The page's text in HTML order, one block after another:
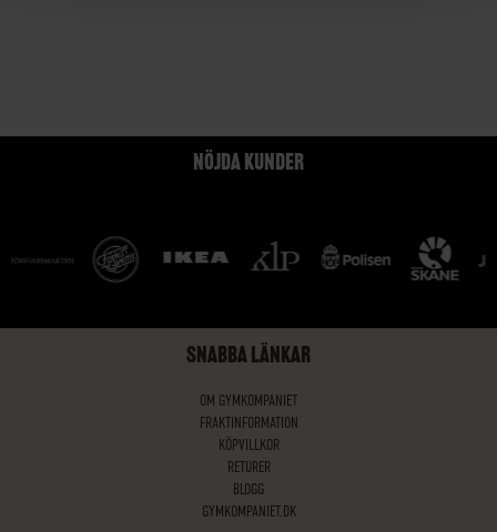
NÖJDA KUNDER
SNABBA LÄNKAR
OM GYMKOMPANIET
FRAKTINFORMATION
KÖPVILLKOR
RETURER
BLOGG
GYMKOMPANIET.DK